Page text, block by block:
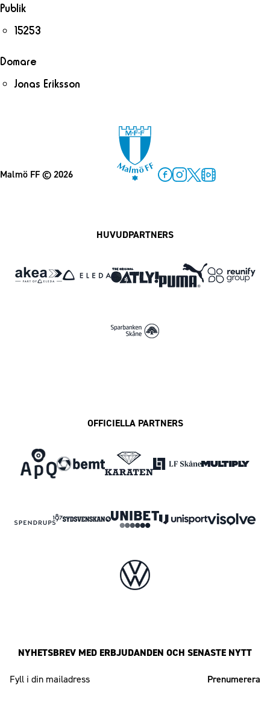
Publik
15253
Domare
Jonas Eriksson
Malmö FF© 2026
HUVUDPARTNERS
OFFICIELLA PARTNERS
NYHETSBREV MED ERBJUDANDEN OCH SENASTE NYTT